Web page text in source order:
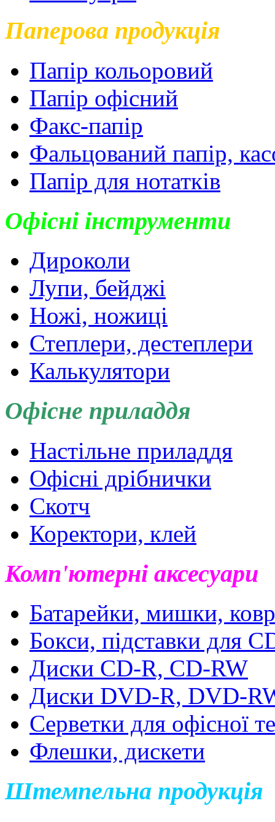
Паперова продукція
Папір кольоровий
Папір офісний
Факс-папір
Фальцований папір,
Папір для нотатків
Офісні інструменти
Дироколи
Лупи, бейджі
Ножі, ножиці
Степлери, дестеплери
Калькулятори
Офісне приладдя
Настільне приладдя
Офісні дрібнички
Скотч
Коректори, клей
Комп'ютерні аксесуари
Батарейки, мишки,
Бокси, підставки для
Диски CD-R, CD-RW
Диски DVD-R, DVD-
Серветки для офісної
Флешки, дискети
Штемпельна продукція